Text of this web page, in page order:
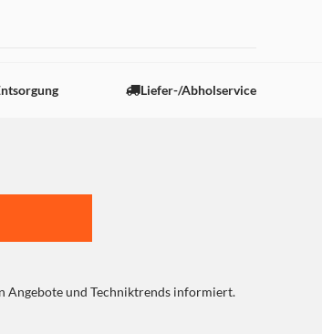
Liefer-/Abholservice
Angebote und Techniktrends informiert.